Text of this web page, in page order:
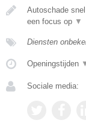
Autoschade
een focus op ▼
Diensten
Openingstijden
Sociale media: